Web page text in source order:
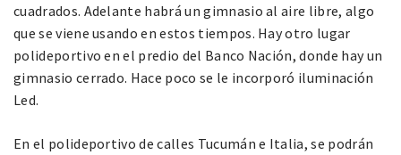
cuadrados. Adelante habrá un gimnasio al aire libre, algo
que se viene usando en estos tiempos. Hay otro lugar
polideportivo en el predio del Banco Nación, donde hay un
gimnasio cerrado. Hace poco se le incorporó iluminación
Led.
En el polideportivo de calles Tucumán e Italia, se podrán